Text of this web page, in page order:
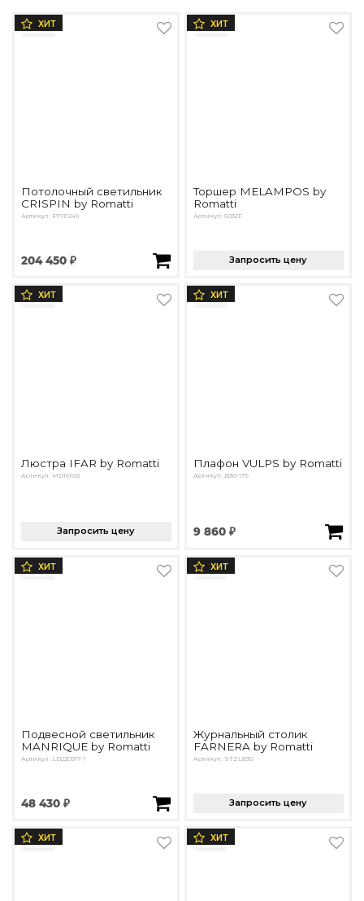
ХИТ
Потолочный светильник
CRISPIN by Romatti
Артикул: PT111249
204 450 ₽
ХИТ
Торшер MELAMPOS by
Romatti
Артикул: 6032F
Запросить цену
ХИТ
Люстра IFAR by Romatti
Артикул: MD1616B
Запросить цену
ХИТ
Плафон VULPS by Romatti
Артикул: B30-175
9 860 ₽
ХИТ
Подвесной светильник
MANRIQUE by Romatti
Артикул: LD220917-1
48 430 ₽
ХИТ
Журнальный столик
FARNERA by Romatti
Артикул: STZL830
Запросить цену
ХИТ ХИТ